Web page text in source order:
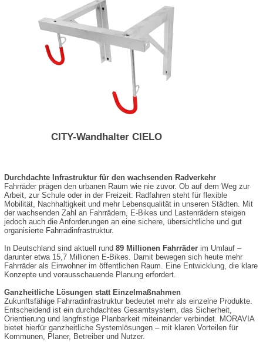
CITY-Wandhalter CIELO
Durchdachte Infrastruktur für den wachsenden Radverkehr
Fahrräder prägen den urbanen Raum wie nie zuvor. Ob auf dem Weg zur
Arbeit, zur Schule oder in der Freizeit: Radfahren steht für flexible
Mobilität, Nachhaltigkeit und mehr Lebensqualität in unseren Städten. Mit
der wachsenden Zahl an Fahrrädern, E-Bikes und Lastenrädern steigen
jedoch auch die Anforderungen an eine sichere, übersichtliche und gut
organisierte Fahrradinfrastruktur.
In Deutschland sind aktuell rund 89 Millionen Fahrräderim Umlauf –
darunter etwa 15,7 Millionen E-Bikes. Damit bewegen sich heute mehr
Fahrräder als Einwohner im öffentlichen Raum. Eine Entwicklung, die klare
Konzepte und vorausschauende Planung erfordert.
Ganzheitliche Lösungen statt Einzelmaßnahmen
Zukunftsfähige Fahrradinfrastruktur bedeutet mehr als einzelne Produkte.
Entscheidend ist ein durchdachtes Gesamtsystem, das Sicherheit,
Orientierung und langfristige Planbarkeit miteinander verbindet. MORAVIA
bietet hierfür ganzheitliche Systemlösungen – mit klaren Vorteilen für
Kommunen, Planer, Betreiber und Nutzer.